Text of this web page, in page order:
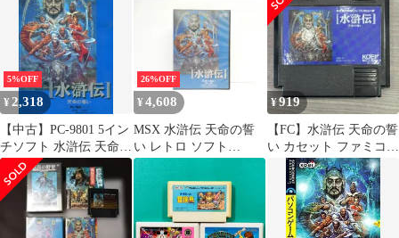
ジン付録
5%OFF
¥ 2,318
【中古】PC-9801 5イン
チソフト 水滸伝 天命の
誓い [5インチFD版]
26%OFF
¥ 4,608
MSX 水滸伝 天命の誓
い レトロ ソフト
△WE2538
¥919
【FC】水滸伝 天命の誓
い カセット ファミコン
多少のプレイまで確認
済 美品